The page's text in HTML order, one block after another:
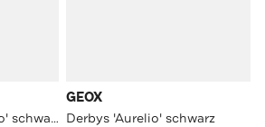
Lederschnürer 'Decio' schwarz
GEOX
Derbys 'Aurelio' schwarz